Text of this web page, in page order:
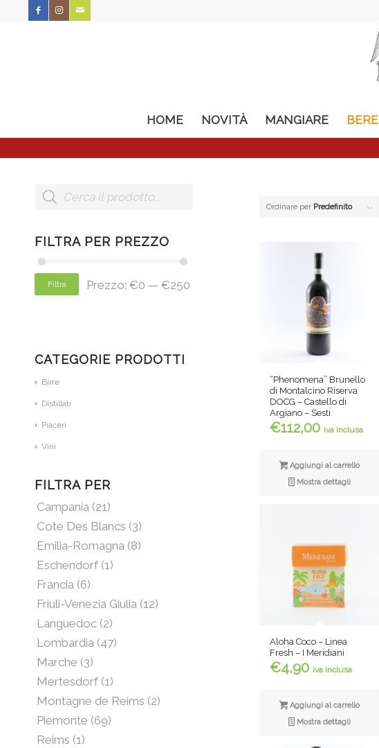
HOME NOVITÀ MANGIARE BERE
Ordinare per Predefinito
“Phenomena” Brunello
di Montalcino Riserva
DOCG – Castello di
Argiano – Sesti
€112,00 iva inclusa
Aggiungi al carrello
Mostra dettagli
Aloha Coco – Linea
Fresh – I Meridiani
€4,90 iva inclusa
Aggiungi al carrello
Mostra dettagli
FILTRA PER PREZZO
Filtra Prezzo: €0 — €250
CATEGORIE PRODOTTI
Birre
Distillati
Piaceri
Vini
FILTRA PER
Campania (21)
Cote Des Blancs (3)
Emilia-Romagna (8)
Eschendorf (1)
Francia (6)
Friuli-Venezia Giulia (12)
Languedoc (2)
Lombardia (47)
Marche (3)
Mertesdorf (1)
Montagne de Reims (2)
Piemonte (69)
Reims (1)